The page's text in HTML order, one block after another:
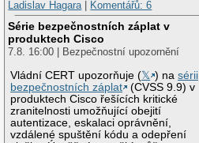
Ladislav Hagara| Komentářů: 6
Série bezpečnostních záplat v
produktech Cisco
7.8. 16:00 | Bezpečnostní upozornění
Vládní CERT upozorňuje (𝕏 ) nasérii
bezpečnostních záplat
(CVSS 9.9) v
produktech Cisco řešících kritické
zranitelnosti umožňující obejití
autentizace, eskalaci oprávnění,
vzdálené spuštění kódu a odepření